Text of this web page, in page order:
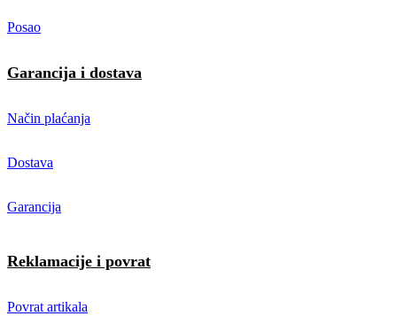
Posao
Garancija i dostava
Način plaćanja
Dostava
Garancija
Reklamacije i povrat
Povrat artikala